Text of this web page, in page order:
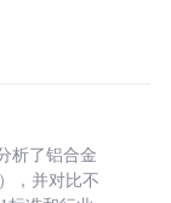
析了铝合金
，并对比不